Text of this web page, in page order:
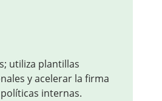
utiliza plantillas
y acelerar la firma
internas.